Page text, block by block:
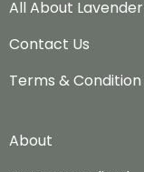
All About Lavender
Contact Us
Terms & Condition
About